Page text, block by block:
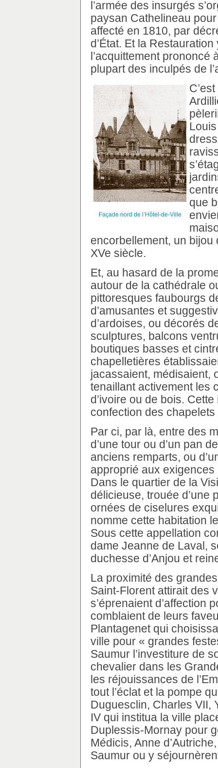
l’armée des insurgés
paysan Cathelineau
affecté en 1810, par
d’État. Et la
l’acquittement prononcé
plupart des inculpés de
Façade nord de l’Hôtel-de-Ville
que
encorbellement, un bijou
XVe siècle.
Et, au hasard de la
autour de la cathédrale
pittoresques faubourgs
d’amusantes et
d’ardoises, ou décorés
sculptures, balcons
boutiques basses et
chapelletières
jacassaient, médisaient,
tenaillant activement les
d’ivoire ou de bois.
confection des
Par ci, par là, entre des
d’une tour ou d’un pan
anciens remparts, ou
approprié aux
Dans le quartier de la
délicieuse, trouée d’une
ornées de ciselures
nomme cette habitation
Sous cette appellation
dame Jeanne de Laval,
duchesse d’Anjou et
La proximité des
Saint-Florent attirait des
s’éprenaient d’affection
comblaient de leurs
Plantagenet qui
ville pour « grandes
Saumur l’investiture de
chevalier dans les
les réjouissances de
tout l’éclat et la pompe
Duguesclin, Charles VII,
IV qui institua la ville
Duplessis-Mornay pour
Médicis, Anne
Saumur ou y